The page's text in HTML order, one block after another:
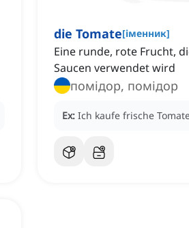
die Tomate[іменник]
Eine runde, rote Frucht,
Saucen verwendet wird
помідор, помідор
Ex: Ich kaufe frische